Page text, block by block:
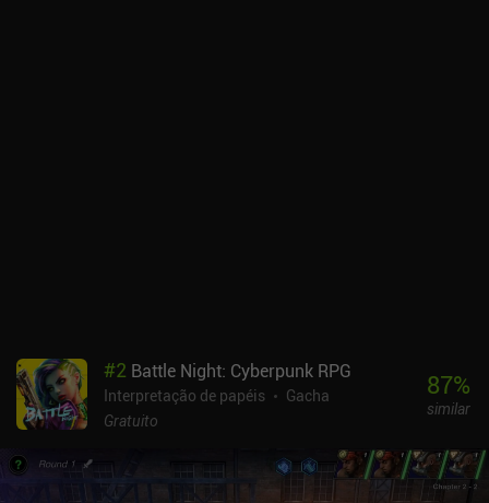
#2 Battle Night: Cyberpunk RPG
Interpretação de papéis
Gacha
Gratuito
87%
similar